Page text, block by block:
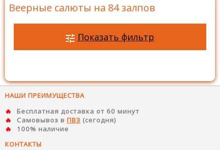
Веерные салюты на 84 залпов
Показать фильтр
НАШИ ПРЕИМУЩЕСТВА
Бесплатная доставка от 60 минут
Самовывоз в ПВЗ (сегодня)
100% наличие
КОНТАКТЫ